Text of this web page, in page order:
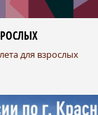
для взрослых